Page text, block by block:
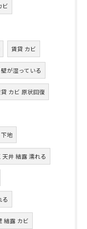
ビ
賃貸 カビ
が湿っている
カビ 原状回復
地
天井 結露 濡れる
る
結露 カビ